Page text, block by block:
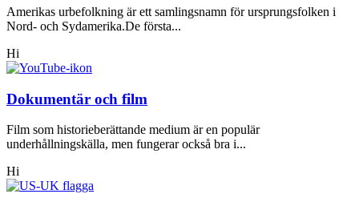
Amerikas urbefolkning är ett samlingsnamn för ursprungsfolken i
Nord- och Sydamerika.De första...
Hi
Dokumentär och film
Film som historieberättande medium är en populär
underhållningskälla, men fungerar också bra i...
Hi